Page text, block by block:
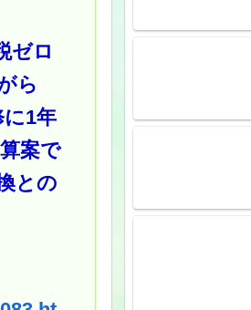
ゼロ
ら
1年
案で
との